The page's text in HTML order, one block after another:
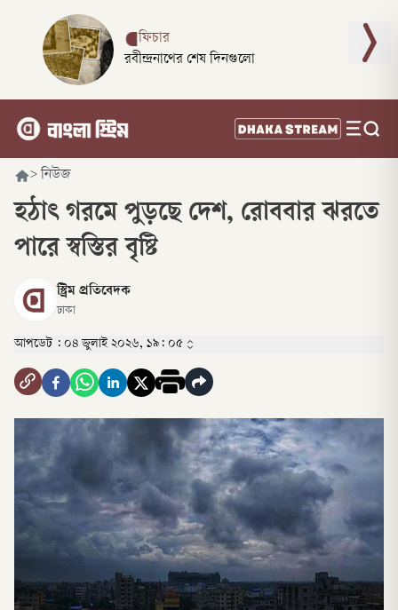
ফিচার
রবীন্দ্রনাথের শেষ দিনগুলো
> নিউজ
হঠাৎ গরমে পুড়ছে দেশ, রোববার ঝরতে
পারে স্বস্তির বৃষ্টি
স্ট্রিম প্রতিবেদক
ঢাকা
আপডেট : ০৪ জুলাই ২০২৬, ১৯: ০৫